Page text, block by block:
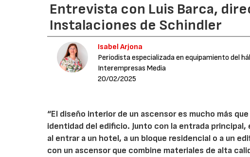
Entrevista con Luis Barca,
Instalaciones de Schindler
Isabel Arjona
Periodista especializada en equipamiento del
Interempresas Media
20/02/2025
“El diseño interior de un ascensor es mucho más
identidad del edificio. Junto con la entrada
al entrar a un hotel, a un bloque residencial o a un
con un ascensor que combine materiales de alta